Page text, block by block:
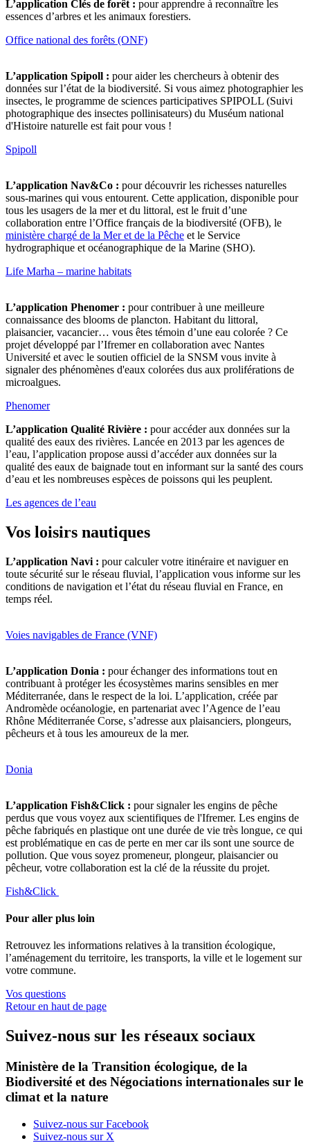
L’application Clés de forêt : pour apprendre à reconnaître les
essences d’arbres et les animaux forestiers.
Office national des forêts (ONF)
L’application Spipoll : pour aider les chercheurs à obtenir des
données sur l’état de la biodiversité. Si vous aimez photographier les
insectes, le programme de sciences participatives SPIPOLL (Suivi
photographique des insectes pollinisateurs) du Muséum national
d'Histoire naturelle est fait pour vous !
Spipoll
L’application Nav&Co : pour découvrir les richesses naturelles
sous-marines qui vous entourent. Cette application, disponible pour
tous les usagers de la mer et du littoral, est le fruit d’une
collaboration entre l’Office français de la biodiversité (OFB), le
ministère chargé de la Mer et de la Pêche et le Service
hydrographique et océanographique de la Marine (SHO).
Life Marha – marine habitats
L’application Phenomer : pour contribuer à une meilleure
connaissance des blooms de plancton. Habitant du littoral,
plaisancier, vacancier… vous êtes témoin d’une eau colorée ? Ce
projet développé par l’Ifremer en collaboration avec Nantes
Université et avec le soutien officiel de la SNSM vous invite à
signaler des phénomènes d'eaux colorées dus aux proliférations de
microalgues.
Phenomer
L’application Qualité Rivière : pour accéder aux données sur la
qualité des eaux des rivières. Lancée en 2013 par les agences de
l’eau, l’application propose aussi d’accéder aux données sur la
qualité des eaux de baignade tout en informant sur la santé des cours
d’eau et les nombreuses espèces de poissons qui les peuplent.
Les agences de l’eau
Vos loisirs nautiques
L’application Navi : pour calculer votre itinéraire et naviguer en
toute sécurité sur le réseau fluvial, l’application vous informe sur les
conditions de navigation et l’état du réseau fluvial en France, en
temps réel.
Voies navigables de France (VNF)
L’application Donia : pour échanger des informations tout en
contribuant à protéger les écosystèmes marins sensibles en mer
Méditerranée, dans le respect de la loi. L’application, créée par
Andromède océanologie, en partenariat avec l’Agence de l’eau
Rhône Méditerranée Corse, s’adresse aux plaisanciers, plongeurs,
pêcheurs et à tous les amoureux de la mer.
Donia
L’application Fish&Click : pour signaler les engins de pêche
perdus que vous voyez aux scientifiques de l'Ifremer. Les engins de
pêche fabriqués en plastique ont une durée de vie très longue, ce qui
est problématique en cas de perte en mer car ils sont une source de
pollution. Que vous soyez promeneur, plongeur, plaisancier ou
pêcheur, votre collaboration est la clé de la réussite du projet.
Fish&Click
Pour aller plus loin
Retrouvez les informations relatives à la transition écologique,
l’aménagement du territoire, les transports, la ville et le logement sur
votre commune.
Vos questions
Retour en haut de page
Suivez-nous sur les réseaux sociaux
Ministère de la Transition écologique, de la
Biodiversité et des Négociations internationales sur le
climat et la nature
Suivez-nous sur Facebook
Suivez-nous sur X